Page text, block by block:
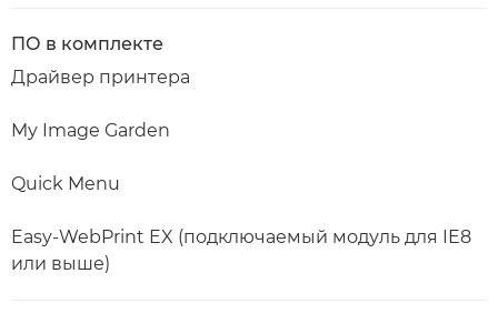
ПО в комплекте
Драйвер принтера
My Image Garden
Quick Menu
Easy-WebPrint EX (подключаемый модуль для IE8
или выше)